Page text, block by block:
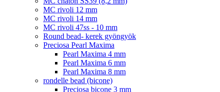
MC rivoli 12 mm
MC rivoli 14 mm
MC rivoli 47ss - 10 mm
Round bead- kerek gyöngyök
Preciosa Pearl Maxima
Pearl Maxima 4 mm
Pearl Maxima 6 mm
Pearl Maxima 8 mm
rondelle bead (bicone)
Preciosa bicone 3 mm